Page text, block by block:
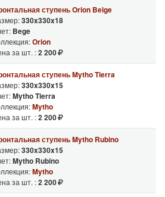
позиции лидирующей
рынке Испании.
ступень Orion Beige
330x330x18
Bege
Orion
за шт. :2 200
ступень Mytho Tierra
330x330x15
Mytho Tierra
Mytho
за шт. :2 200
ступень Mytho Rubino
330x330x15
Mytho Rubino
Mytho
за шт. :2 200